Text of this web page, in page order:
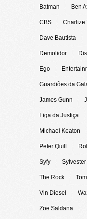
Batman Ben
CBS Charlize
Dave Bautista
Demolidor
Ego
Guardiões da
James Gunn
Liga da Justiça
Michael Keaton
Peter Quill
Syfy
The Rock
Vin Diesel
Zoe Saldana